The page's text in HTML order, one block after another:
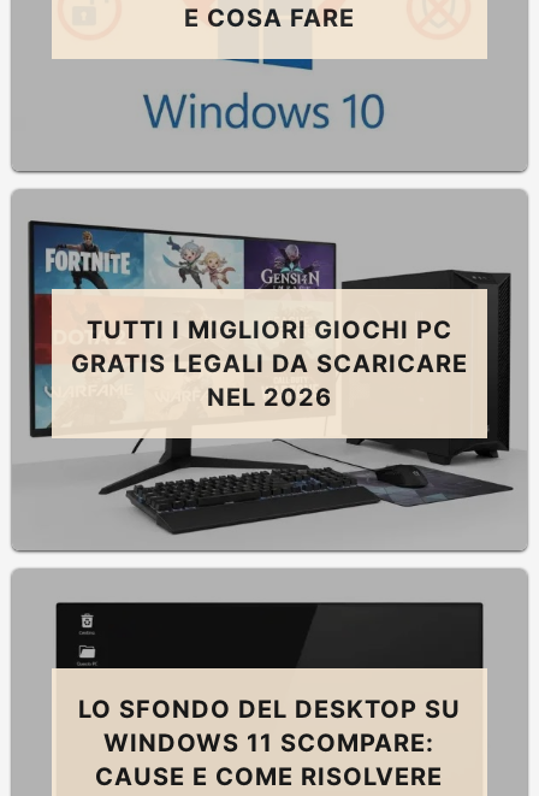
E COSA FARE
TUTTI I MIGLIORI GIOCHI PC
GRATIS LEGALI DA SCARICARE
NEL 2026
LO SFONDO DEL DESKTOP SU
WINDOWS 11 SCOMPARE:
CAUSE E COME RISOLVERE